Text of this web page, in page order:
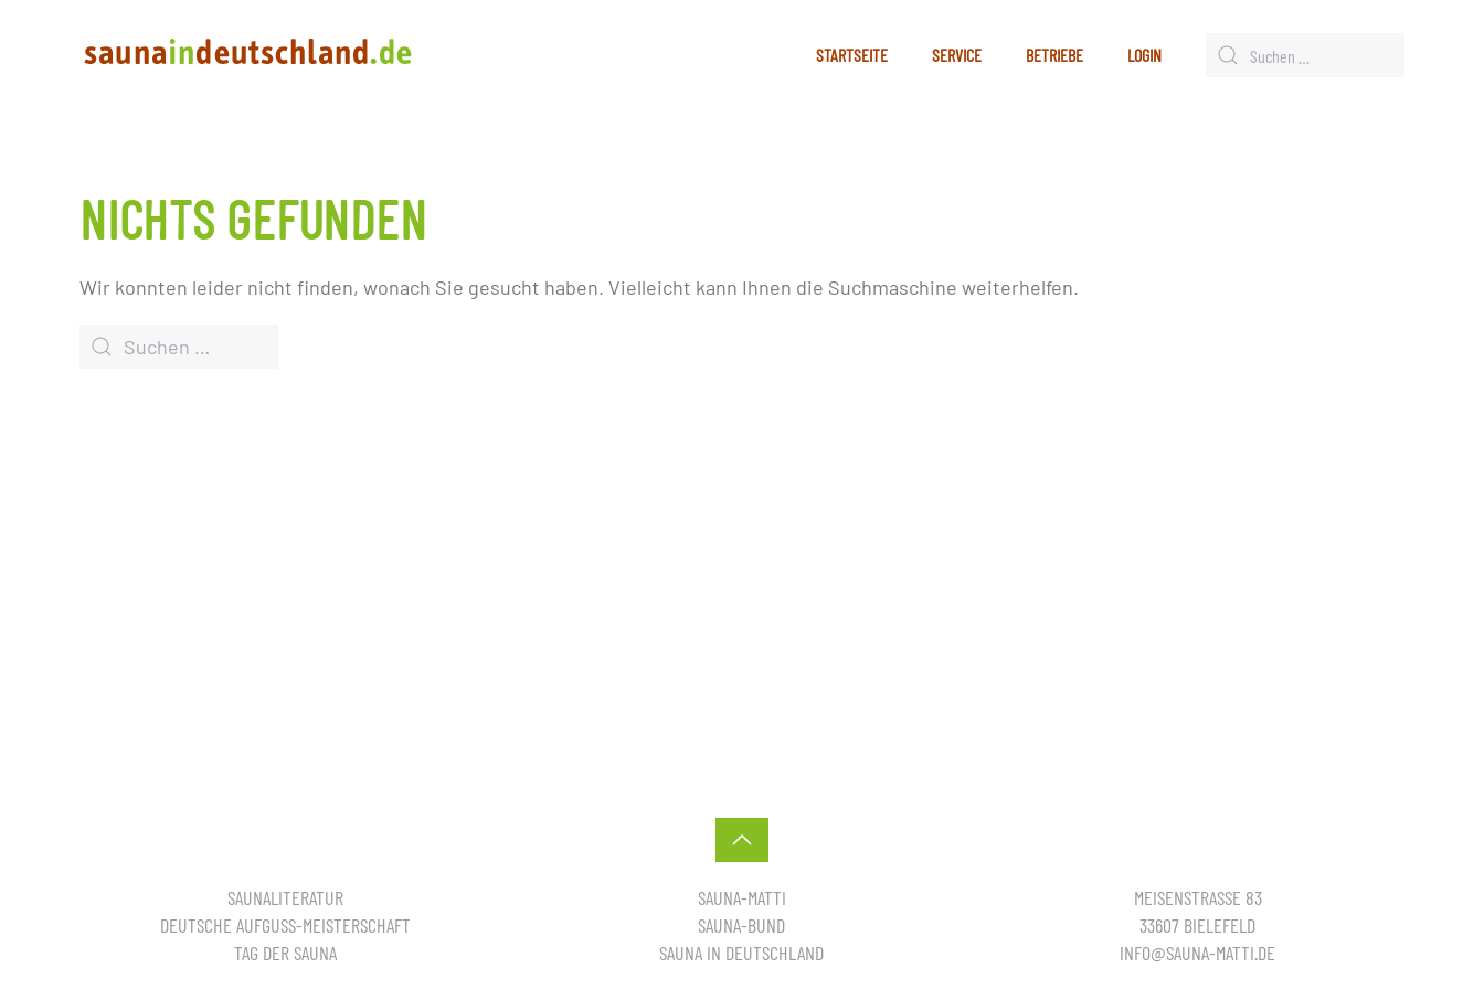
STARTSEITE SERVICE BETRIEBE LOGIN
NICHTS GEFUNDEN
Wir konnten leider nicht finden, wonach Sie gesucht haben. Vielleicht kann Ihnen die Suchmaschine weiterhelfen.
SAUNALITERATUR
DEUTSCHE AUFGUSS-MEISTERSCHAFT
TAG DER SAUNA
SAUNA-MATTI
SAUNA-BUND
SAUNA IN DEUTSCHLAND
MEISENSTRASSE 83
33607 BIELEFELD
INFO@SAUNA-MATTI.DE